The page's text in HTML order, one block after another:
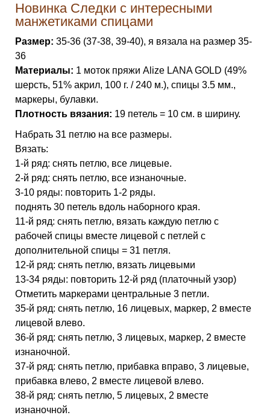
Новинка Следки c интересными
манжетиками спицами
Размер: 35-36 (37-38, 39-40), я вязала на размер 35-
36
Материалы: 1 моток пряжи Alize LANA GOLD (49%
шерсть, 51% акрил, 100 г. / 240 м.), спицы 3.5 мм.,
маркеры, булавки.
Плотность вязания: 19 петель = 10 см. в ширину.
Набрать 31 петлю на все размеры.
Вязать:
1-й ряд: снять петлю, все лицевые.
2-й ряд: снять петлю, все изнаночные.
3-10 ряды: повторить 1-2 ряды.
поднять 30 петель вдоль наборного края.
11-й ряд: снять петлю, вязать каждую петлю с
рабочей спицы вместе лицевой с петлей с
дополнительной спицы = 31 петля.
12-й ряд: снять петлю, вязать лицевыми
13-34 ряды: повторить 12-й ряд (платочный узор)
Отметить маркерами центральные 3 петли.
35-й ряд: снять петлю, 16 лицевых, маркер, 2 вместе
лицевой влево.
36-й ряд: снять петлю, 3 лицевых, маркер, 2 вместе
изнаночной.
37-й ряд: снять петлю, прибавка вправо, 3 лицевые,
прибавка влево, 2 вместе лицевой влево.
38-й ряд: снять петлю, 5 лицевых, 2 вместе
изнаночной.